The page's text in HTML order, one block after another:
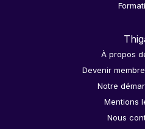
À propos
Devenir
Notre
Mentions
Nous